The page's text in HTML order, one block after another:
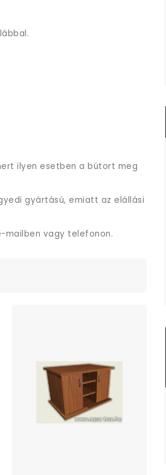
ilyen esetben a bútort meg
gyártású, emiatt az elállási
mailben vagy telefonon.